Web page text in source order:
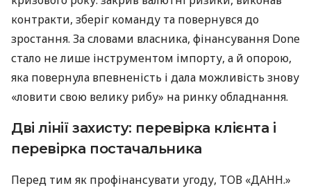
контракти, зберіг команду та повернувся до
зростання. За словами власника, фінансування Done
стало не лише інструментом імпорту, а й опорою,
яка повернула впевненість і дала можливість знову
«ловити свою велику рибу» на ринку обладнання.
Дві лінії захисту: перевірка клієнта і
перевірка постачальника
Перед тим як профінансувати угоду, ТОВ «ДАНН.»